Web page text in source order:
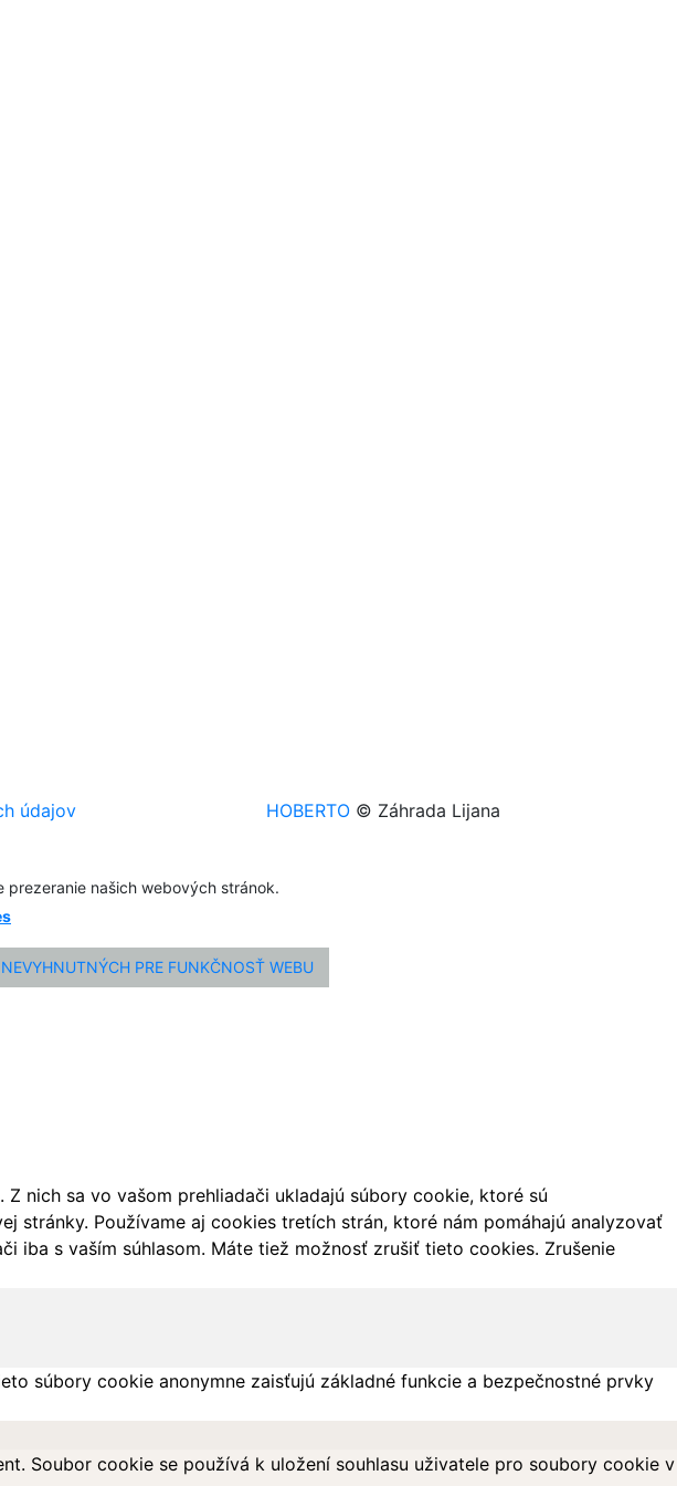
údajov HOBERTO © Záhrada Lijana
našich webových stránok.
PRE FUNKČNOSŤ WEBU
nich sa vo vašom prehliadači ukladajú súbory cookie, ktoré sú
stránky. Používame aj cookies tretích strán, ktoré nám pomáhajú analyzovať
iba s vaším súhlasom. Máte tiež možnosť zrušiť tieto cookies. Zrušenie
súbory cookie anonymne zaisťujú základné funkcie a bezpečnostné prvky
Soubor cookie se používá k uložení souhlasu uživatele pro soubory cookie v